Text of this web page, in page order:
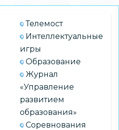
Телемост
Интеллектуальные
игры
Образование
Журнал
«Управление
развитием
образования»
Соревнования